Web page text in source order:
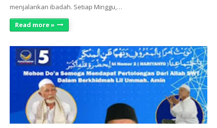
menjalankan ibadah. Setiap Minggu,…
Read more »